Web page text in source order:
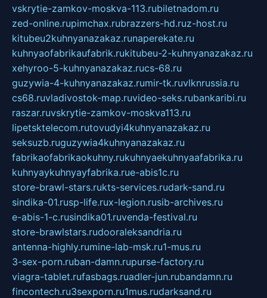
vskrytie-zamkov-moskva-113.rubiletnadom.ru
zed-online.rupimchax.rubrazzers-hd.ruz-host.ru
kitubeu2kuhnyanazakaz.runaperekate.ru
kuhnyaofabrikaufabrik.rukitubeu-2-kuhnyanazakaz.ru
xehyroo-5-kuhnyanazakaz.rucs-68.ru
guzywia-4-kuhnyanazakaz.rumir-tk.ruvlknrussia.ru
cs68.ruvladivostok-map.ruvideo-seks.rubankaribi.ru
raszar.ruvskrytie-zamkov-moskva113.ru
lipetsktelecom.rutovudyi4kuhnyanazakaz.ru
seksuzb.ruguzywia4kuhnyanazakaz.ru
fabrikaofabrikaokuhny.rukuhnyaekuhnyaafabrika.ru
kuhnyaykuhnyayfabrika.rue-abis1c.ru
store-brawl-stars.rukts-services.rudark-sand.ru
sindika-01.rusp-life.rux-legion.rusib-archives.ru
e-abis-1-c.rusindika01.ruvenda-festival.ru
store-brawlstars.rudooraleksandria.ru
antenna-highly.rumine-lab-msk.ru1-mus.ru
3-sex-porn.ruban-damn.rupurse-factory.ru
viagra-tablet.rufasbags.ruadler-jun.rubandamn.ru
fincontech.ru3sexporn.ru1mus.rudarksand.ru